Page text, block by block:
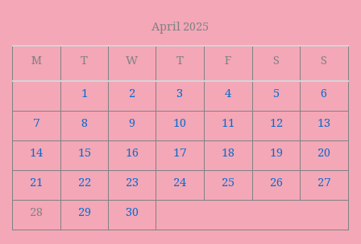
April 2025
M
T W T F S
S
1
2 3 4 5
6
7
8 9 10 11 12
13
14
15 16 17 18 19
20
21
22 23 24 25 26
27
28
29 30